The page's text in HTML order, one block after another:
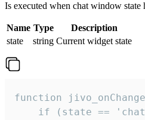
Is executed when chat window state
Name Type
Description
state
string Current widget state
function
if (state ==